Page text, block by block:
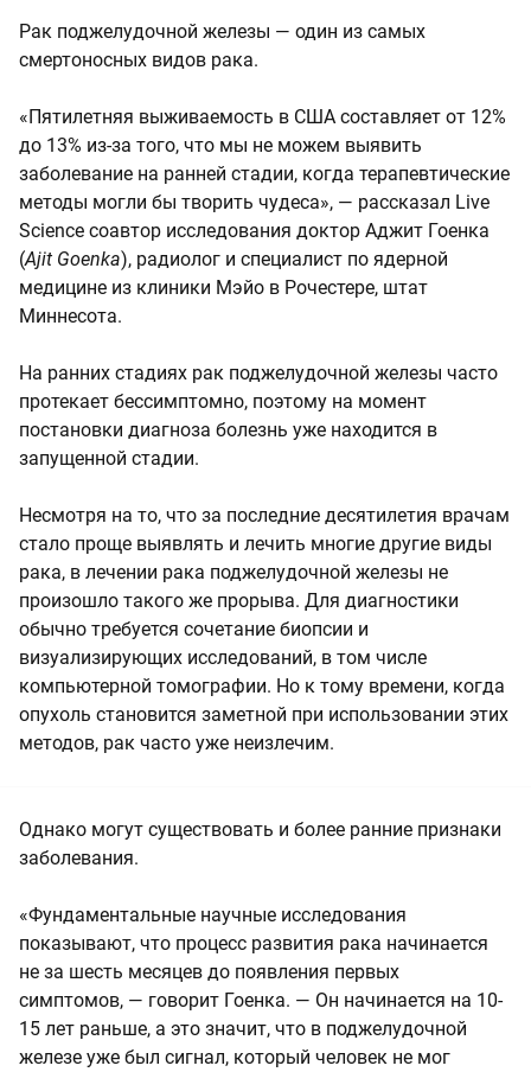
Рак поджелудочной железы — один из самых
смертоносных видов рака.
«Пятилетняя выживаемость в США составляет от 12%
до 13% из-за того, что мы не можем выявить
заболевание на ранней стадии, когда терапевтические
методы могли бы творить чудеса», — рассказал Live
Science соавтор исследования доктор Аджит Гоенка
(Ajit Goenka), радиолог и специалист по ядерной
медицине из клиники Мэйо в Рочестере, штат
Миннесота.
На ранних стадиях рак поджелудочной железы часто
протекает бессимптомно, поэтому на момент
постановки диагноза болезнь уже находится в
запущенной стадии.
Несмотря на то, что за последние десятилетия врачам
стало проще выявлять и лечить многие другие виды
рака, в лечении рака поджелудочной железы не
произошло такого же прорыва. Для диагностики
обычно требуется сочетание биопсии и
визуализирующих исследований, в том числе
компьютерной томографии. Но к тому времени, когда
опухоль становится заметной при использовании этих
методов, рак часто уже неизлечим.
Однако могут существовать и более ранние признаки
заболевания.
«Фундаментальные научные исследования
показывают, что процесс развития рака начинается
не за шесть месяцев до появления первых
симптомов, — говорит Гоенка. — Он начинается на 10-
15 лет раньше, а это значит, что в поджелудочной
железе уже был сигнал, который человек не мог